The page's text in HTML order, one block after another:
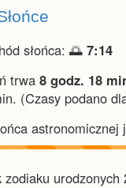
słońca: 🌅 7:14
trwa 8 godz. 18
(Czasy podano
astronomicznej
zodiaku